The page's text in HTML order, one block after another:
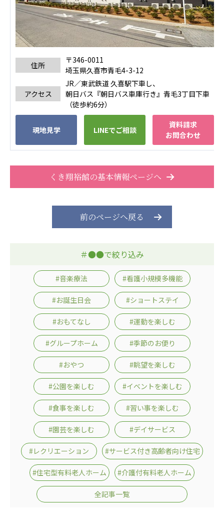
あげお共生の家
医療法人 京都翔医会
西京都病院
洛桂の郷
訪問看護ステーション秋桜
上桂の郷
ファミリエール吉祥院
教育（共に生きる仲間達）
国際医療専門学校 浦和学院高等学校
特定非営利活動法人ファイアーレッズメディカルスポ
Mediclude 株式会社アジアメデカ元気事業団
株式会社フラワーコミュニティ放送
Medicare Lead Japan
株式会社日本医科学研究所
特定非営利活動法人共生フォーラム
一般社団法人フードラボジャパン
特定非営利活動法人日本医療福祉機構
株式会社アメックファーマシー
株式会社エネクト 株式会社 G.com R＆M
海外グループ会社
美迪克（上海）商务咨询有限公司
住所
〒346-0011
埼玉県久喜市青毛4-3-12
アクセス
JR／東武鉄道 久喜駅下車し、
朝日バス『朝日バス車庫行き』青毛3丁目下車
（徒歩約6分）
現地見学 LINEでご相談
資料請求
お問合わせ
くき翔裕館の基本情報ページへ
前のページへ戻る
＃●●で絞り込み
#音楽療法 #看護小規模多機能
#お誕生日会 #ショートステイ
#おもてなし #運動を楽しむ
#グループホーム #季節のお便り
#おやつ #眺望を楽しむ
#公園を楽しむ #イベントを楽しむ
#食事を楽しむ #習い事を楽しむ
#園芸を楽しむ #デイサービス
#レクリエーション #サービス付き高齢者向け住宅
#住宅型有料老人ホーム #介護付有料老人ホーム
全記事一覧